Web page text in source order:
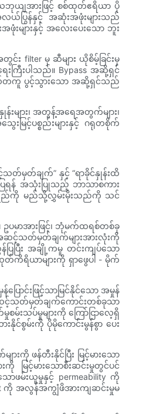
ဘုယျအားဖြင့် စစ်ထုတ်ဧရိယာ ပို
လယ်ပြွန်နှင့် အဆုံးအဖုံးများသည်
းများနှင့် အလေးပေးသော ဘူး
filter မှ ဆီများ ယိုစိမ့်ခြင်းမှ
းကြီးပါသည်။ Bypass အဆို့ရှင်
ယ်တကူ ပွင့်သွားသော အဆို့ရှင်သည်
ျား၊ အတွန့်အရေအတွက်များ၊
မြင့်ပစ္စည်းများနှင့် ဂရုတစိုက်
တ်မှတ်ချက်” နှင့် “ရာခိုင်နှုန်းထိ
ရန် အသုံးပြုသည့် ဘာသာစကား
ာင်ရည်ကို မည်သို့လွှမ်းမိုးသည်ကို သင်
ာအားဖြင့်၊ ဘုံမက်ထရစ်တစ်ခု
င့်သတ်မှတ်ချက်များအားလုံးကို
ြပြီး အချို့ကမူ တင်းကျပ်သော
ကိရိယာများကို ရှာဖွေပါ - မိုက်
ောင်းဖြင့်သာမြင်နိုင်သော အမှုန်
င့်သတ်မှတ်ချက်ကောင်းတစ်ခုသာ
းသပ်မှုများကို ကြော်ငြာလေ့ရှိ
မ်းကို ပိုမိုကောင်းမွန်စွာ ပေး
းကို ဖန်တီးနိုင်ပြီး မြင့်မားသော
မြင့်မားသောစီးဆင်းမှုတွင်ပင်
ောဖမ်းယူမှုနှင့် permeability ကို
ကို အလွန်အကျွံဖိအားကျဆင်းမှုမ